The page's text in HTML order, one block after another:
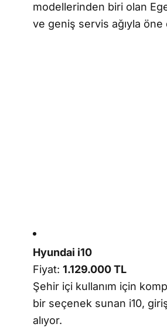
modellerinden biri olan
ve geniş servis ağıyla öne
Hyundai i10
Fiyat: 1.129.000 TL
Şehir içi kullanım için
bir seçenek sunan i10,
alıyor.